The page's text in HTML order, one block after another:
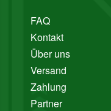
FAQ
Kontakt
Über uns
Versand
Zahlung
Partner